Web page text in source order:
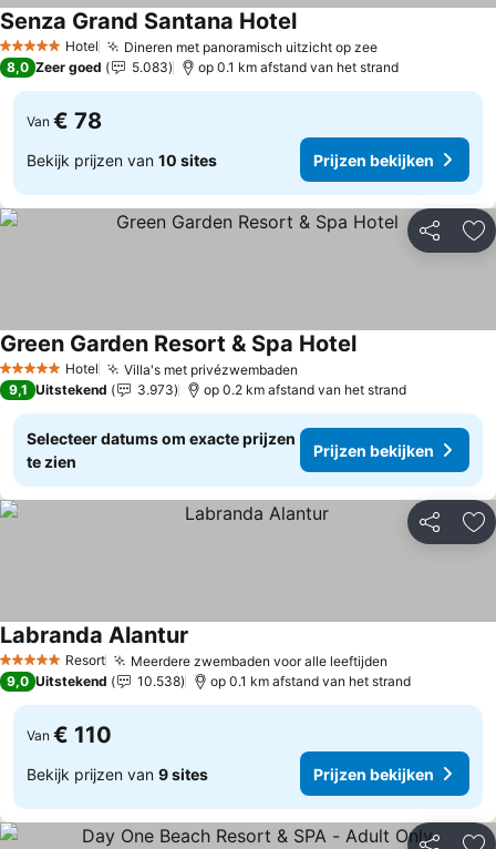
5 Sterren Hotel Dineren met panoramisch uitzicht op zeePrijzen
Senza Grand Santana HotelPrijzen bekijken
8,0 Zeer goed 5.083 op 0.1 km afstand van het strand
Van € 78
Bekijk prijzen van 10 sites Prijzen bekijken
Delen
5 Sterren Hotel Villa's met privézwembaden
Green Garden Resort & Spa HotelPrijzen bekijken
9,1 Uitstekend 3.973 op 0.2 km afstand van het strand
Selecteer datums om exacte prijzen
te zien
Prijzen bekijken
Delen
5 Sterren Resort Meerdere zwembaden voor alle leeftijden
Labranda Alantur
9,0 Uitstekend 10.538 op 0.1 km afstand van het strand
Van € 110
Bekijk prijzen van 9 sites Prijzen bekijken